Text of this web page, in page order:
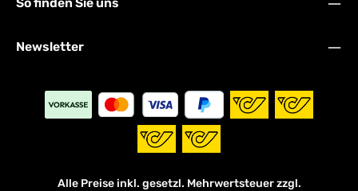
Newsletter
Alle Preise inkl. gesetzl. Mehrwertsteuer zzgl.